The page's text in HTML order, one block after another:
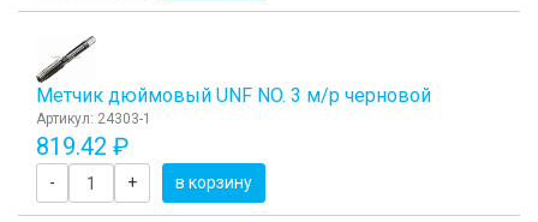
Метчик дюймовый UNF NO. 3 м/р черновой
Артикул: 24303-1
819.42 ₽
- + в корзину